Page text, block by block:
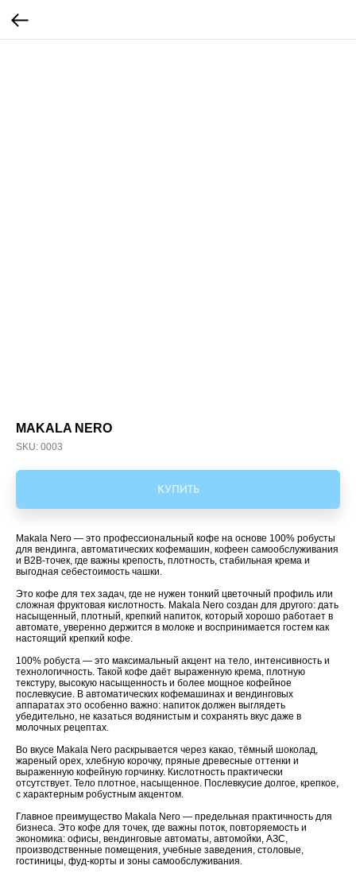
MAKALA NERO
SKU: 0003
КУПИТЬ
Makala Nero — это профессиональный кофе на основе 100% робусты
для вендинга, автоматических кофемашин, кофеен самообслуживания
и B2B-точек, где важны крепость, плотность, стабильная крема и
выгодная себестоимость чашки.
Это кофе для тех задач, где не нужен тонкий цветочный профиль или
сложная фруктовая кислотность. Makala Nero создан для другого: дать
насыщенный, плотный, крепкий напиток, который хорошо работает в
автомате, уверенно держится в молоке и воспринимается гостем как
настоящий крепкий кофе.
100% робуста — это максимальный акцент на тело, интенсивность и
технологичность. Такой кофе даёт выраженную крема, плотную
текстуру, высокую насыщенность и более мощное кофейное
послевкусие. В автоматических кофемашинах и вендинговых
аппаратах это особенно важно: напиток должен выглядеть
убедительно, не казаться водянистым и сохранять вкус даже в
молочных рецептах.
Во вкусе Makala Nero раскрывается через какао, тёмный шоколад,
жареный орех, хлебную корочку, пряные древесные оттенки и
выраженную кофейную горчинку. Кислотность практически
отсутствует. Тело плотное, насыщенное. Послевкусие долгое, крепкое,
с характерным робустным акцентом.
Главное преимущество Makala Nero — предельная практичность для
бизнеса. Это кофе для точек, где важны поток, повторяемость и
экономика: офисы, вендинговые автоматы, автомойки, АЗС,
производственные помещения, учебные заведения, столовые,
гостиницы, фуд-корты и зоны самообслуживания.